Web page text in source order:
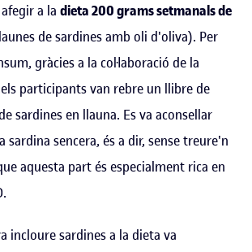
a la dieta 200 grams setmanals de
de sardines amb oli d'oliva). Per
gràcies a la col·laboració de la
participants van rebre un llibre de
sardines en llauna. Es va aconsellar
sardina sencera, és a dir, sense treure'n
aquesta part és especialment rica en
incloure sardines a la dieta va